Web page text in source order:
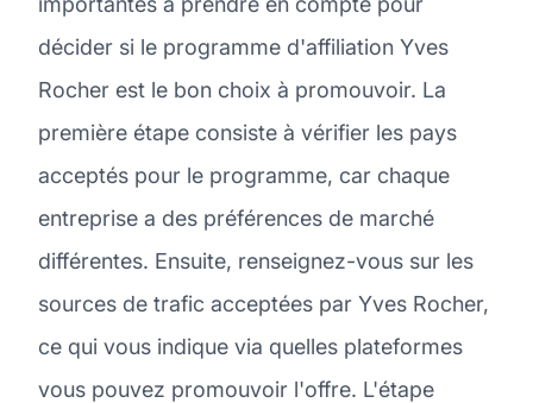
décider si le programme d'affiliation Yves
Rocher est le bon choix à promouvoir. La
première étape consiste à vérifier les pays
acceptés pour le programme, car chaque
entreprise a des préférences de marché
différentes. Ensuite, renseignez-vous sur les
sources de trafic acceptées par Yves Rocher,
ce qui vous indique via quelles plateformes
vous pouvez promouvoir l'offre. L'étape